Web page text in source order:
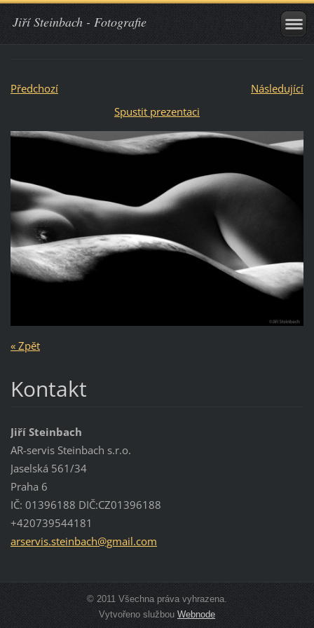
Jiří Steinbach - Fotografie
Předchozí
Následující
Spustit prezentaci
« Zpět
Kontakt
Jiří Steinbach
AR-servis Steinbach s.r.o.
Jaselská 561/34
Praha 6
IČ: 01396188 DIČ:CZ01396188
+420739544181
arservis.steinbach@gmail.com
© 2011 Všechna práva vyhrazena.
Vytvořeno službou Webnode